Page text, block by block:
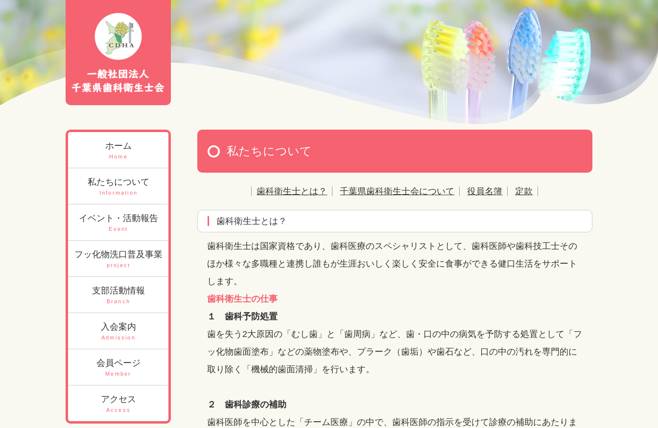
私たちについて
歯科衛生士とは？ 千葉県歯科衛生士会について 役員名簿 定款
歯科衛生士とは？
歯科衛生士は国家資格であり、歯科医療のスペシャリストとして、歯科医師や歯科技工士その
ほか様々な多職種と連携し誰もが生涯おいしく楽しく安全に食事ができる健口生活をサポート
します。
歯科衛生士の仕事
１ 歯科予防処置
歯を失う2大原因の「むし歯」と「歯周病」など、歯・口の中の病気を予防する処置として「フ
ッ化物歯面塗布」などの薬物塗布や、プラーク（歯垢）や歯石など、口の中の汚れを専門的に
取り除く「機械的歯面清掃」を行います。
２ 歯科診療の補助
歯科医師を中心とした「チーム医療」の中で、歯科医師の指示を受けて診療の補助にあたりま
ホーム
Home
私たちについて
Information
イベント・活動報告
Event
フッ化物洗口普及事業
project
支部活動情報
Branch
入会案内
Admission
会員ページ
Member
アクセス
Access